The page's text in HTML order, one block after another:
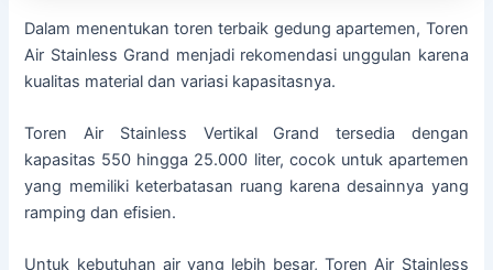
Dalam menentukan toren terbaik gedung apartemen, Toren
Air Stainless Grand menjadi rekomendasi unggulan karena
kualitas material dan variasi kapasitasnya.
Toren Air Stainless Vertikal Grand tersedia dengan
kapasitas 550 hingga 25.000 liter, cocok untuk apartemen
yang memiliki keterbatasan ruang karena desainnya yang
ramping dan efisien.
Untuk kebutuhan air yang lebih besar, Toren Air Stainless